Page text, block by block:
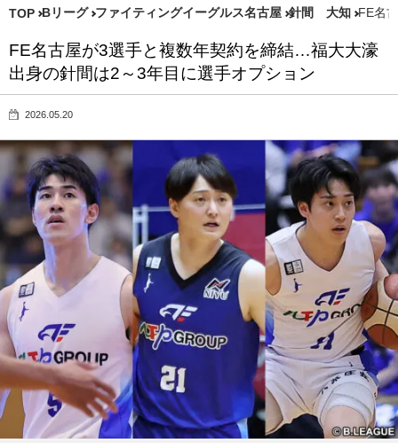
TOP Bリーグ ファイティングイーグルス名古屋 針間 大知 FE名
FE名古屋が3選手と複数年契約を締結…福大大濠
出身の針間は2～3年目に選手オプション
2026.05.20